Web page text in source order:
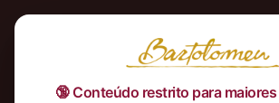
🔞 Conteúdo restrito para maiores